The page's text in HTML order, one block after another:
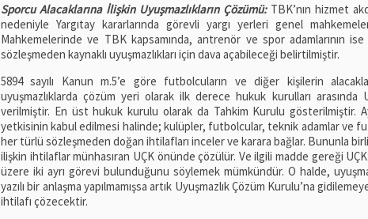
Sporcu Alacaklarına İlişkin Uyuşmazlıkların Çözümü:TBK’nın hizmet
nedeniyle Yargıtay kararlarında görevli yargı yerleri genel
Mahkemelerinde ve TBK kapsamında, antrenör ve spor adamlarının
sözleşmeden kaynaklı uyuşmazlıkları için dava açabileceği belirtilmiştir.
5894 sayılı Kanun m.5’e göre futbolcuların ve diğer kişilerin
uyuşmazlıklarda çözüm yeri olarak ilk derece hukuk kurulları arasında
verilmiştir. En üst hukuk kurulu olarak da Tahkim Kurulu gösterilmiştir.
yetkisinin kabul edilmesi halinde; kulüpler, futbolcular, teknik adamlar ve
her türlü sözleşmeden doğan ihtilafları inceler ve karara bağlar. Bununla
ilişkin ihtilaflar münhasıran UÇK önünde çözülür. Ve ilgili madde gereği
üzere iki ayrı görevi bulunduğunu söylemek mümkündür. O halde,
yazılı bir anlaşma yapılmamışsa artık Uyuşmazlık Çözüm Kurulu’na
ihtilafı çözecektir.